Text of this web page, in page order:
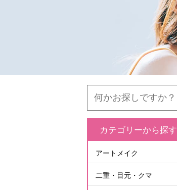
カテゴリーから探す
アートメイク
二重・目元・クマ